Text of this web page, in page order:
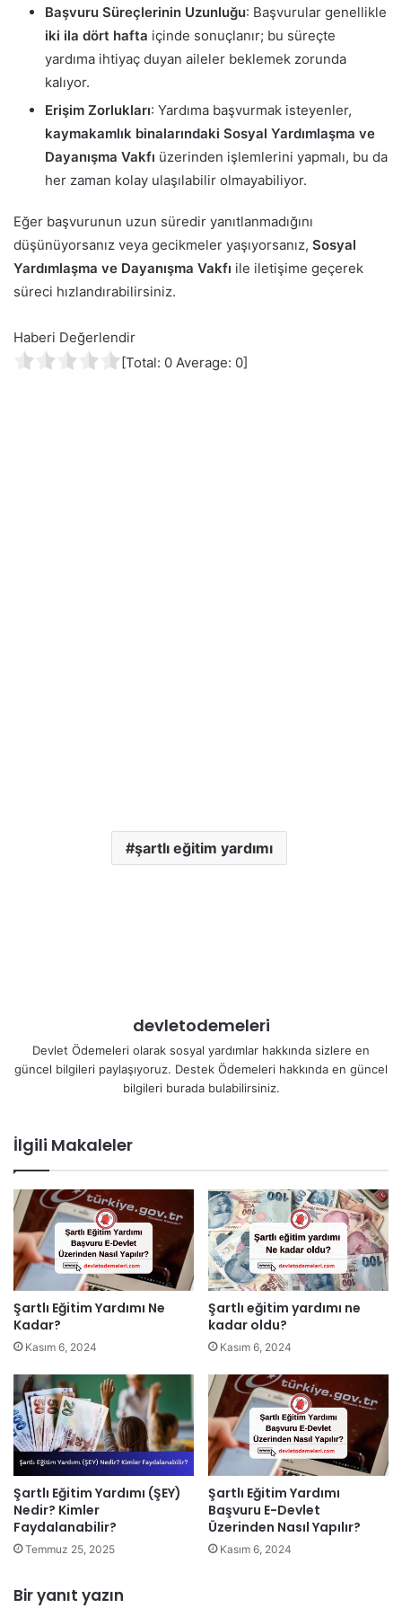
Başvuru Süreçlerinin Uzunluğu: Başvurular genellikle
iki ila dört hafta içinde sonuçlanır; bu süreçte
yardıma ihtiyaç duyan aileler beklemek zorunda
kalıyor.
Erişim Zorlukları: Yardıma başvurmak isteyenler,
kaymakamlık binalarındaki Sosyal Yardımlaşma ve
Dayanışma Vakfı üzerinden işlemlerini yapmalı, bu da
her zaman kolay ulaşılabilir olmayabiliyor.
Eğer başvurunun uzun süredir yanıtlanmadığını
düşünüyorsanız veya gecikmeler yaşıyorsanız, Sosyal
Yardımlaşma ve Dayanışma Vakfı ile iletişime geçerek
süreci hızlandırabilirsiniz.
Haberi Değerlendir
[Total: 0 Average: 0]
şartlı eğitim yardımı
devletodemeleri
Devlet Ödemeleri olarak sosyal yardımlar hakkında sizlere en
güncel bilgileri paylaşıyoruz. Destek Ödemeleri hakkında en güncel
bilgileri burada bulabilirsiniz.
İlgili Makaleler
Şartlı Eğitim Yardımı Ne
Kadar?
Kasım 6, 2024
Şartlı eğitim yardımı ne
kadar oldu?
Kasım 6, 2024
Şartlı Eğitim Yardımı (ŞEY)
Nedir? Kimler
Faydalanabilir?
Temmuz 25, 2025
Şartlı Eğitim Yardımı
Başvuru E-Devlet
Üzerinden Nasıl Yapılır?
Kasım 6, 2024
Bir yanıt yazın